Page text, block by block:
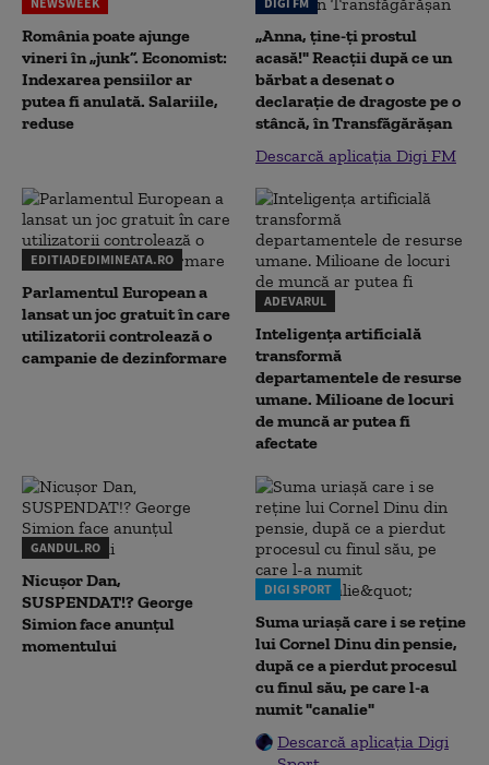
România poate ajunge
vineri în „junk”. Economist:
Indexarea pensiilor ar
putea fi anulată. Salariile,
reduse
„Anna, ţine-ţi prostul
acasă!" Reacţii după ce un
bărbat a desenat o
declaraţie de dragoste pe o
stâncă, în Transfăgărăşan
Descarcă aplicația Digi FM
EDITIADEDIMINEATA.RO
Parlamentul European a
lansat un joc gratuit în care
utilizatorii controlează o
campanie de dezinformare
ADEVARUL
Inteligența artificială
transformă
departamentele de resurse
umane. Milioane de locuri
de muncă ar putea fi
afectate
GANDUL.RO
Nicușor Dan,
SUSPENDAT!? George
Simion face anunțul
momentului
DIGI SPORT
Suma uriașă care i se reține
lui Cornel Dinu din pensie,
după ce a pierdut procesul
cu finul său, pe care l-a
numit "canalie"
Descarcă aplicația Digi